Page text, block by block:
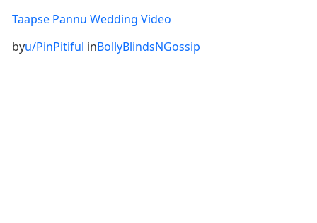
Taapse Pannu Wedding Video
byu/PinPitiful inBollyBlindsNGossip